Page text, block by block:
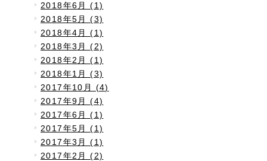
2018年6月 (1)
2018年5月 (3)
2018年4月 (1)
2018年3月 (2)
2018年2月 (1)
2018年1月 (3)
2017年10月 (4)
2017年9月 (4)
2017年6月 (1)
2017年5月 (1)
2017年3月 (1)
2017年2月 (2)